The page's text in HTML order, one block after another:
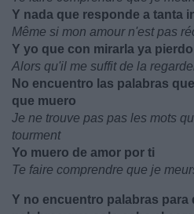
Y nada que responde a tanta
Même si mon amour n'est pas
Y yo que con mirarla ya
Alors qu'il me suffit de la
No encuentro las palabras
que muero
Je ne trouve pas pas les mots
tourment
Yo muero de amor por ti
Te faire comprendre que je
Y no encuentro palabras para